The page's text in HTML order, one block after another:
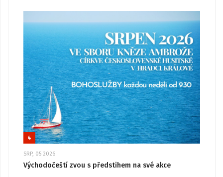
4
SRP, 05 2026
Východočeští zvou s předstihem na své akce